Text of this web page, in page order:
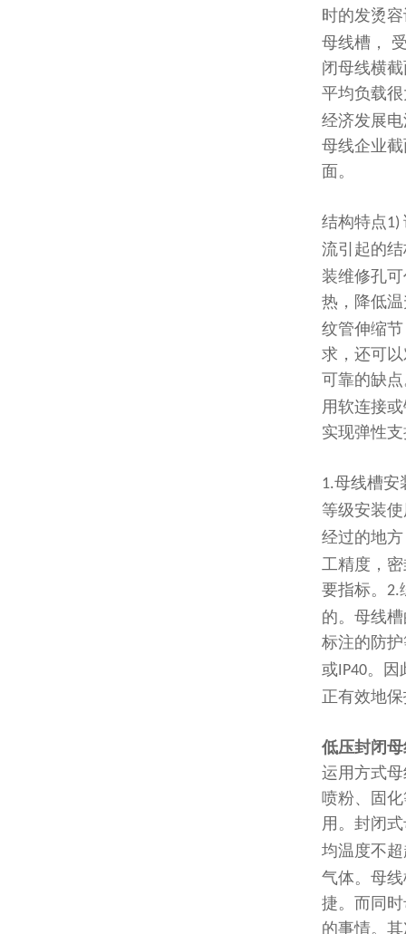
时的发烫
母线槽，
闭母线横
平均负载
经济发展
母线企业
面。
结构特点1)
流引起的
装维修孔
热，降低
纹管伸缩
求，还可
可靠的缺
用软连接
实现弹性
1.母线槽安
等级安装
经过的地
工精度，
要指标。 2.
的。母线
标注的防
或IP40。因
正有效地
低压封闭
运用方式
喷粉、固
用。封闭
均温度不
气体。母
捷。而同
的事情。